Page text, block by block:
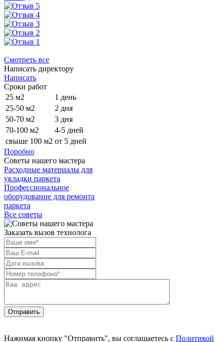
Смотреть все
Написать директору
Написать
Сроки работ
25 м2
1 день
25-50 м2
2 дня
50-70 м2
3 дня
70-100 м2
4-5 дней
свыше 100 м2 от 5 дней
Поробно
Советы нашего мастера
Расходные материалы для
укладки паркета
Профессиональное
оборудование для ремонта
паркета
Все советы
Заказать вызов технолога
Отправить
Нажимая кнопку "Отправить", вы соглашаетесь с Политикой